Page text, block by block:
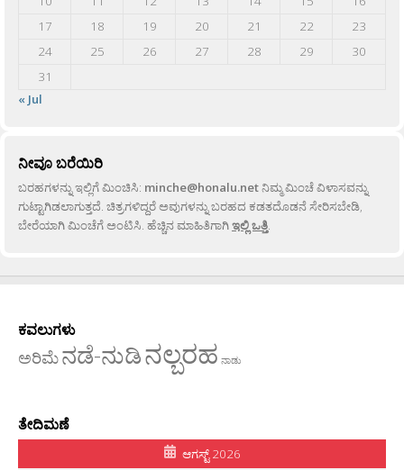
17
18 19 20 21 22
23
24
25 26 27 28 29
30
31
« Jul
ನೀವೂ ಬರೆಯಿರಿ
ಬರಹಗಳನ್ನು ಇಲ್ಲಿಗೆ ಮಿಂಚಿಸಿ: minche@honalu.netನಿಮ್ಮ ಮಿಂಚೆ ವಿಳಾಸವನ್ನು
ಗುಟ್ಟಾಗಿಡಲಾಗುತ್ತದೆ. ಚಿತ್ರಗಳಿದ್ದರೆ ಅವುಗಳನ್ನು ಬರಹದ ಕಡತದೊಡನೆ ಸೇರಿಸಬೇಡಿ,
ಬೇರೆಯಾಗಿ ಮಿಂಚೆಗೆ ಅಂಟಿಸಿ. ಹೆಚ್ಚಿನ ಮಾಹಿತಿಗಾಗಿಇಲ್ಲಿ ಒತ್ತಿ.
ಕವಲುಗಳು
ಅರಿಮೆನಡೆ-ನುಡಿನಲ್ಬರಹ ನಾಡು
ತೇದಿಮಣೆ
ಆಗಸ್ಟ್ 2026